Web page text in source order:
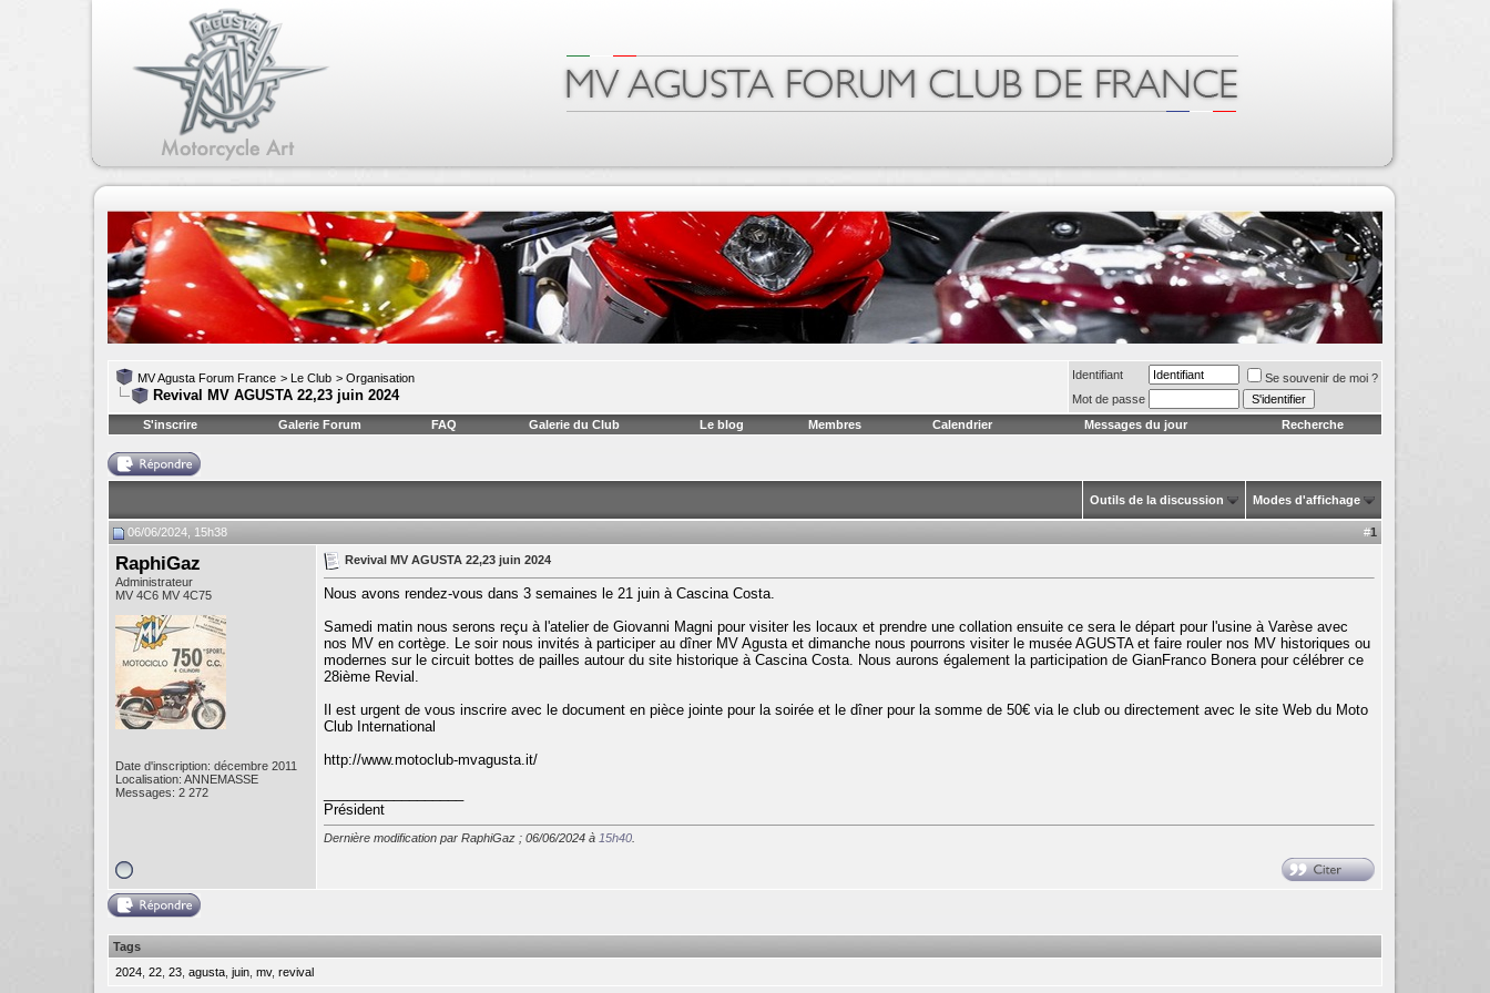
MV Agusta Forum France > Le Club > Organisation
Revival MV AGUSTA 22,23 juin 2024
Identifiant
Se souvenir de moi ?
Mot de passe
S'inscrire
Galerie Forum FAQ Galerie du Club Le blog Membres Calendrier Messages du jour Recherche
Outils de la discussion Modes d'affichage
06/06/2024, 15h38 #1
RaphiGaz
Administrateur
MV 4C6 MV 4C75
Date d'inscription: décembre 2011
Localisation: ANNEMASSE
Messages: 2 272
Revival MV AGUSTA 22,23 juin 2024
Nous avons rendez-vous dans 3 semaines le 21 juin à Cascina Costa.
Samedi matin nous serons reçu à l'atelier de Giovanni Magni pour visiter les locaux et prendre une collation ensuite ce sera le départ pour l'usine à Varèse avec
nos MV en cortège. Le soir nous invités à participer au dîner MV Agusta et dimanche nous pourrons visiter le musée AGUSTA et faire rouler nos MV historiques ou
modernes sur le circuit bottes de pailles autour du site historique à Cascina Costa. Nous aurons également la participation de GianFranco Bonera pour célébrer ce
28ième Revial.
Il est urgent de vous inscrire avec le document en pièce jointe pour la soirée et le dîner pour la somme de 50€ via le club ou directement avec le site Web du Moto
Club International
http://www.motoclub-mvagusta.it/
Président
Dernière modification par RaphiGaz ; 06/06/2024 à 15h40
Tags
2024 22 23 agusta juin mv, revival